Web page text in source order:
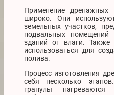
Применение
широко. Они
земельных участков,
подвальных
зданий от влаги.
использоваться для
полива.
Процесс изготовления
себя несколько
гранулы